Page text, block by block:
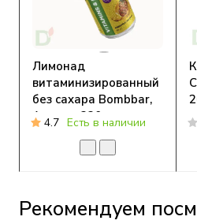
Лимонад
витаминизированный
без сахара Bombbar,
Ананас, 330 мл
4.7 Есть в наличии
Рекомендуем